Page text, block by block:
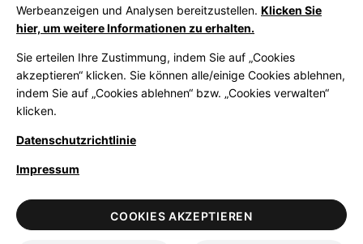
LegalDatenschutzrichtlinieZugänglichkeitHinweis zu Cookies
VerkaufsbedingungenNutzungsbedingungen
Werbeanzeigen und Analysen bereitzustellen. Klicken Sie
hier, um weitere Informationen zu erhalten.
Sie erteilen Ihre Zustimmung, indem Sie auf „Cookies
akzeptieren“ klicken. Sie können alle/einige Cookies ablehnen,
indem Sie auf „Cookies ablehnen“ bzw. „Cookies verwalten“
klicken.
Datenschutzrichtlinie
Impressum
COOKIES AKZEPTIEREN